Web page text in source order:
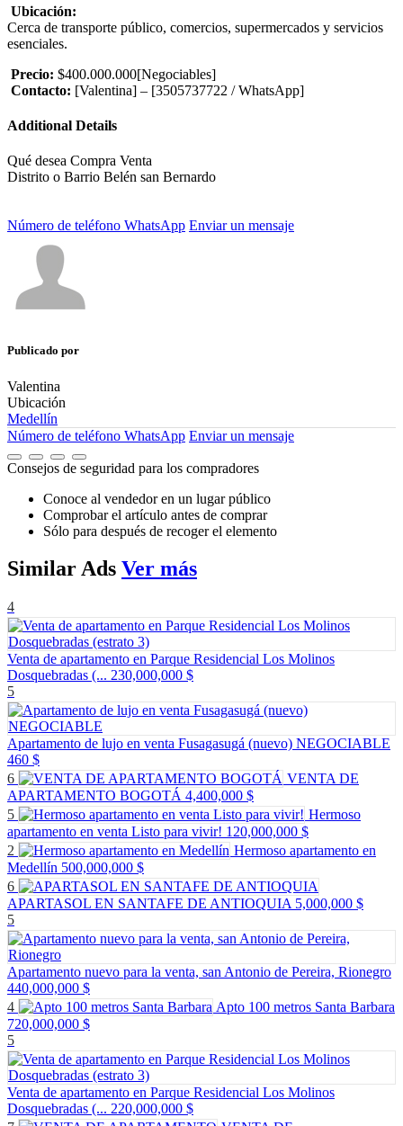
Ubicación:
Cerca de transporte público, comercios, supermercados y servicios
esenciales.
Precio: $400.000.000[Negociables]
Contacto: [Valentina] – [3505737722 / WhatsApp]
Additional Details
Qué desea Compra Venta
Distrito o Barrio Belén san Bernardo
Número de teléfono WhatsApp Enviar un mensaje
Publicado por
Valentina
Ubicación
Medellín
Número de teléfono WhatsApp Enviar un mensaje
Consejos de seguridad para los compradores
Conoce al vendedor en un lugar público
Comprobar el artículo antes de comprar
Sólo para después de recoger el elemento
SimilarAds Ver más
4
Venta de apartamento en Parque Residencial Los Molinos
Dosquebradas (... 230,000,000 $
5
Apartamento de lujo en venta Fusagasugá (nuevo) NEGOCIABLE
460 $
6
VENTA DE
APARTAMENTO BOGOTÁ 4,400,000 $
5
Hermoso
apartamento en venta Listo para vivir! 120,000,000 $
2
Hermoso apartamento en
Medellín 500,000,000 $
6
APARTASOL EN SANTAFE DE ANTIOQUIA 5,000,000 $
5
Apartamento nuevo para la venta, san Antonio de Pereira, Rionegro
440,000,000 $
4
Apto 100 metros Santa Barbara
720,000,000 $
5
Venta de apartamento en Parque Residencial Los Molinos
Dosquebradas (... 220,000,000 $